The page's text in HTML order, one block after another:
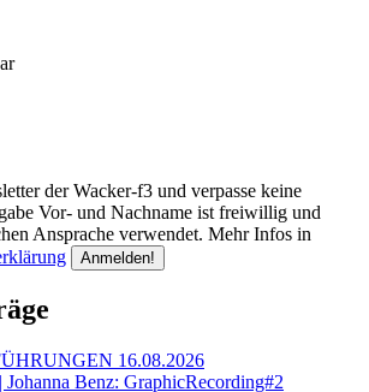
der Wacker-f3 und verpasse keine
Vor- und Nachname ist freiwillig und
Ansprache verwendet. Mehr Infos in
16.08.2026
Johanna Benz: GraphicRecording#2